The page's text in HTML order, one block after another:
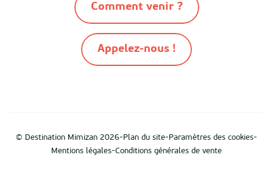
Comment venir ?
Appelez-nous !
© Destination Mimizan 2026- Plan du site- Paramètres des cookies-
Mentions légales-Conditions générales de vente